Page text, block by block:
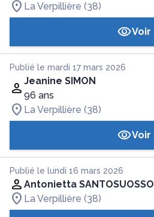
La Verpillière (38)
Voir
Publié le mardi 17 mars 2026
Jeanine SIMON
96 ans
La Verpillière (38)
Voir
Publié le lundi 16 mars 2026
Antonietta SANTOSUOSSO
La Verpillière (38)